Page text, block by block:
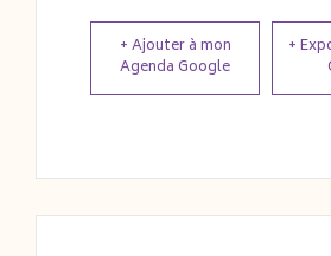
+ Ajouter à mon
Agenda Google
+